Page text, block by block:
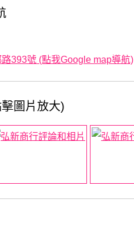
393號 (點我Google map導航)
圖片放大)